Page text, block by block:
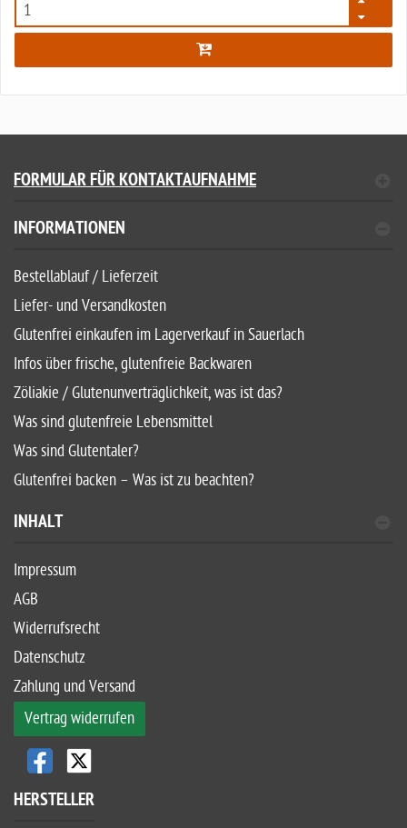
5803
FORMULAR FÜR KONTAKTAUFNAHME
INFORMATIONEN
Bestellablauf / Lieferzeit
Liefer- und Versandkosten
Glutenfrei einkaufen im Lagerverkauf in Sauerlach
Infos über frische, glutenfreie Backwaren
Zöliakie / Glutenunverträglichkeit, was ist das?
Was sind glutenfreie Lebensmittel
Was sind Glutentaler?
Glutenfrei backen – Was ist zu beachten?
INHALT
Impressum
AGB
Widerrufsrecht
Datenschutz
Zahlung und Versand
Vertrag widerrufen
HERSTELLER